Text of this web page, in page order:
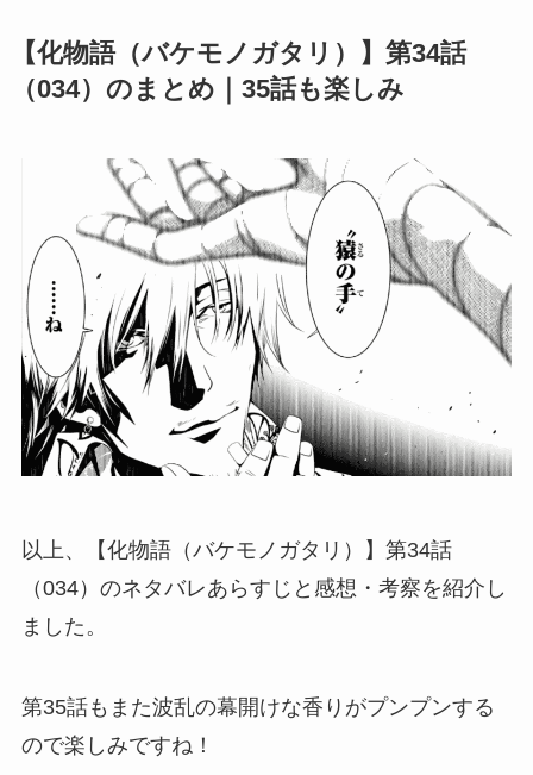
【化物語（バケモノガタリ）】第34話
（034）のまとめ｜35話も楽しみ
以上、【化物語（バケモノガタリ）】第34話
（034）のネタバレあらすじと感想・考察を紹介し
ました。
第35話もまた波乱の幕開けな香りがプンプンする
ので楽しみですね！